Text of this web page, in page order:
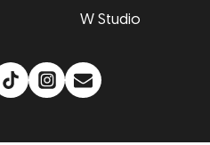
W Studio